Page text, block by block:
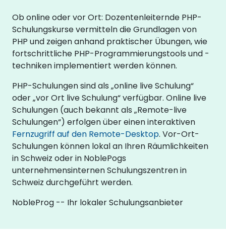
Ob online oder vor Ort: Dozentenleiternde PHP-
Schulungskurse vermitteln die Grundlagen von
PHP und zeigen anhand praktischer Übungen, wie
fortschrittliche PHP-Programmierungstools und -
techniken implementiert werden können.
PHP-Schulungen sind als „online live Schulung“
oder „vor Ort live Schulung“ verfügbar. Online live
Schulungen (auch bekannt als „Remote-live
Schulungen“) erfolgen über einen interaktiven
Fernzugriff auf den Remote-Desktop. Vor-Ort-
Schulungen können lokal an Ihren Räumlichkeiten
in Schweiz oder in NoblePogs
unternehmensinternen Schulungszentren in
Schweiz durchgeführt werden.
NobleProg -- Ihr lokaler Schulungsanbieter